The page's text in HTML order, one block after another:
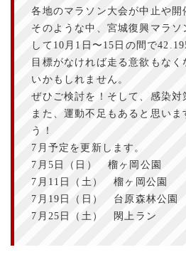
各地のマラソン大会が中止や開
そのような中、宮城復興マラ
して10月1日〜15日の間で
目標がなければ走る意欲もな
いかもしれません。
ぜひご検討を！そして、感染対
また、運動不足もあると思い
う！
7月予定を更新します。
7月5日（日） 榴ヶ岡公園
7月11日（土） 榴ヶ岡公園
7月19日（日） 台原森林公園
7月25日（土） 閖上ラン